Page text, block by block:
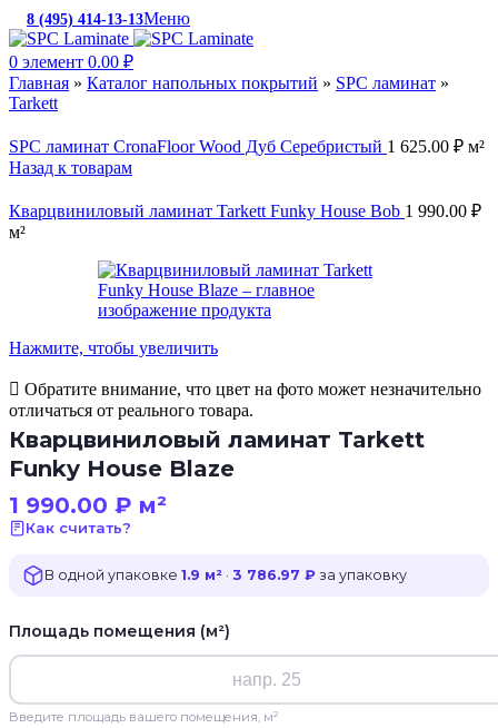
8 (495) 414-13-13Меню
0 элемент 0.00 ₽
Главная » Каталог напольных покрытий » SPC ламинат »
Tarkett
SPC ламинат CronaFloor Wood Дуб Серебристый 1 625.00 ₽ м²
Назад к товарам
Кварцвиниловый ламинат Tarkett Funky House Bob 1 990.00 ₽
м²
Нажмите, чтобы увеличить
Обратите внимание, что цвет на фото может незначительно
отличаться от реального товара.
Кварцвиниловый ламинат Tarkett
Funky House Blaze
1 990.00 ₽ м²
Как считать?
В одной упаковке 1.9 м² · 3 786.97 ₽ за упаковку
Площадь помещения (м²)
Введите площадь вашего помещения, м²